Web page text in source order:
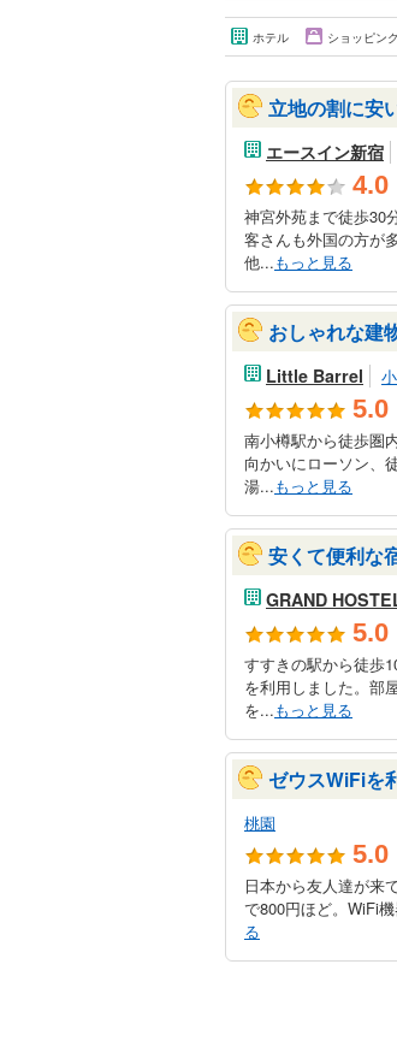
ホテル ショッピン
立地の割に安
エースイン新宿
4.0
神宮外苑まで徒歩30
客さんも外国の方が
他...もっと見る
おしゃれな建
Little Barrel
5.0
南小樽駅から徒歩圏
向かいにローソン、
湯...もっと見る
安くて便利な
GRAND
5.0
すすきの駅から徒歩
を利用しました。部
を...もっと見る
ゼウスWiFiを
桃園
5.0
日本から友人達が来
で800円ほど。WiFi
る